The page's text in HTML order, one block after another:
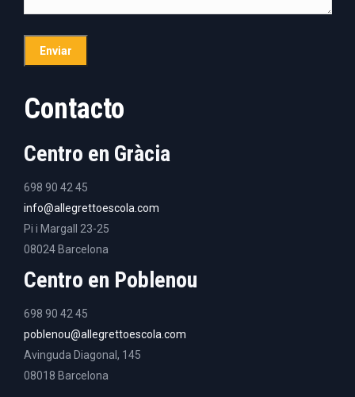
Contacto
Centro en Gràcia
698 90 42 45
info@allegrettoescola.com
Pi i Margall 23-25
08024 Barcelona
Centro en Poblenou
698 90 42 45
poblenou@allegrettoescola.com
Avinguda Diagonal, 145
08018 Barcelona